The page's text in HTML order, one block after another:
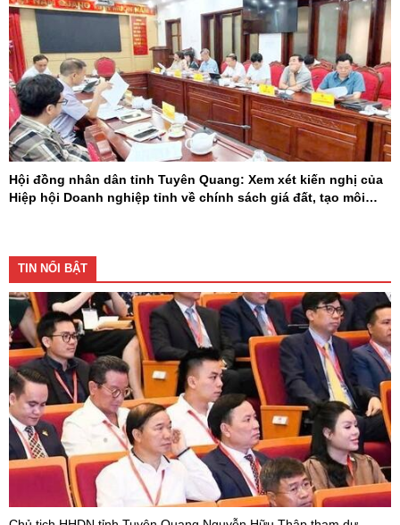
Hội đồng nhân dân tỉnh Tuyên Quang: Xem xét kiến nghị của
Hiệp hội Doanh nghiệp tỉnh về chính sách giá đất, tạo môi
TIN NỔI BẬT